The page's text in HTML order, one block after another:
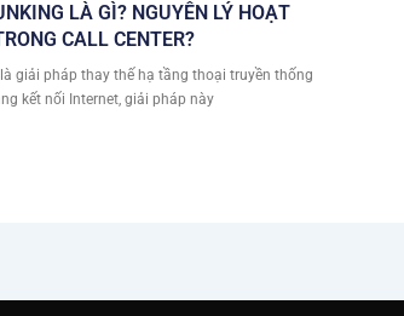
LÀ GÌ? NGUYÊN LÝ HOẠT
CALL CENTER?
giải pháp thay thế hạ tầng thoại truyền thống
kết nối Internet, giải pháp này